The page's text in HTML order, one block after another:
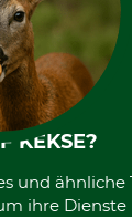
International
*Alle
KEKSE?
und ähnliche
ihre Dienste